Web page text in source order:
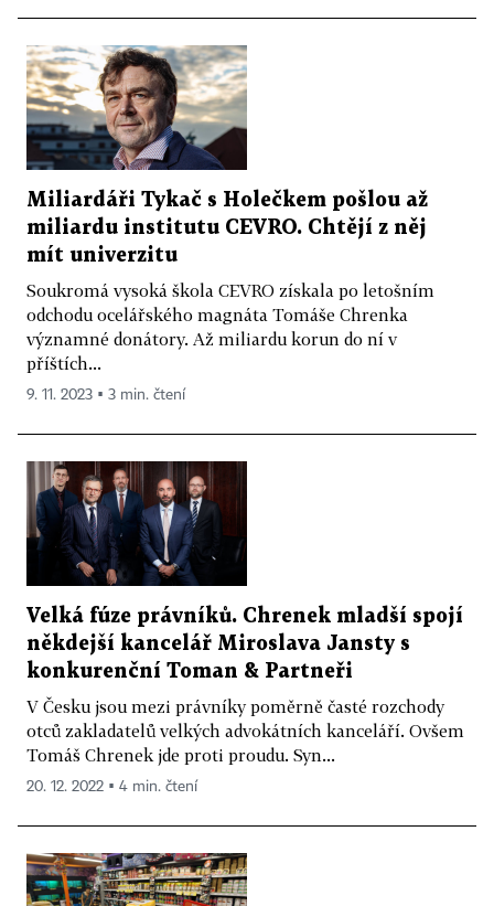
Miliardáři Tykač s Holečkem pošlou až
miliardu institutu CEVRO. Chtějí z něj
mít univerzitu
Soukromá vysoká škola CEVRO získala po letošním
odchodu ocelářského magnáta Tomáše Chrenka
významné donátory. Až miliardu korun do ní v
příštích...
9. 11. 2023 ▪ 3 min. čtení
Velká fúze právníků. Chrenek mladší spojí
někdejší kancelář Miroslava Jansty s
konkurenční Toman & Partneři
V Česku jsou mezi právníky poměrně časté rozchody
otců zakladatelů velkých advokátních kanceláří. Ovšem
Tomáš Chrenek jde proti proudu. Syn...
20. 12. 2022 ▪ 4 min. čtení